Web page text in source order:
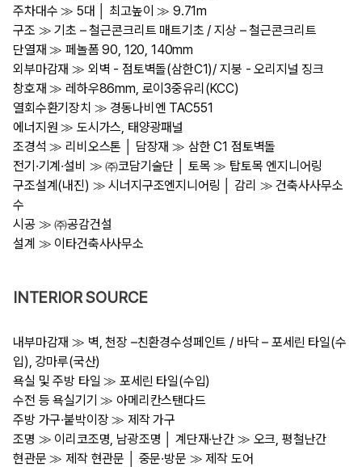
주차대수 ≫ 5대 │ 최고높이 ≫ 9.71m
구조 ≫ 기초 – 철근콘크리트 매트기초 / 지상 – 철근콘크리트
단열재 ≫ 페놀폼 90, 120, 140mm
외부마감재 ≫ 외벽 - 점토벽돌(삼한C1)/ 지붕 - 오리지널 징크
창호재 ≫ 레하우86mm, 로이3중유리(KCC)
열회수환기장치 ≫ 경동나비엔 TAC551
에너지원 ≫ 도시가스, 태양광패널
조경석 ≫ 리비오스톤 │ 담장재 ≫ 삼한 C1 점토벽돌
전기·기계·설비 ≫ ㈜코담기술단 │ 토목 ≫ 탑토목 엔지니어링
구조설계(내진) ≫ 시너지구조엔지니어링 │ 감리 ≫ 건축사사무소
수
시공 ≫ ㈜공감건설
설계 ≫ 이타건축사사무소
INTERIOR SOURCE
내부마감재 ≫ 벽, 천장 –친환경수성페인트 / 바닥 – 포세린 타일(수
입), 강마루(국산)
욕실 및 주방 타일 ≫ 포세린 타일(수입)
수전 등 욕실기기 ≫ 아메리칸스탠다드
주방 가구·붙박이장 ≫ 제작 가구
조명 ≫ 이리코조명, 남광조명 │ 계단재·난간 ≫ 오크, 평철난간
현관문 ≫ 제작 현관문 │ 중문·방문 ≫ 제작 도어